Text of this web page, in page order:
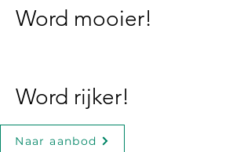
Word mooier!
Word rijker!
Naar aanbod